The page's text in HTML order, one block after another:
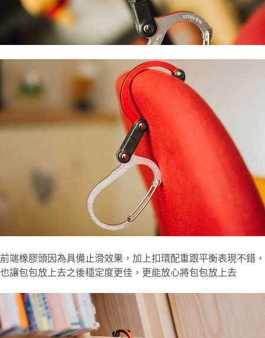
前端橡膠頭因為具備止滑效果，加上扣環配重跟平衡表現不錯，
也讓包包放上去之後穩定度更佳，更能放心將包包放上去